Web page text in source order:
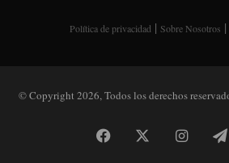
Política de privacidad | Sobre Nosotros |
© Copyright 2026, Todos los derechos
Facebook